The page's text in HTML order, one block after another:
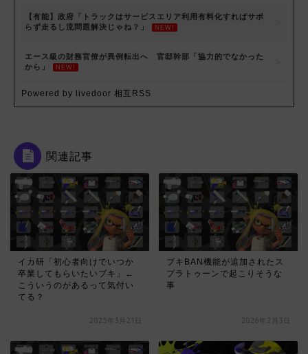
【有能】政府「トラックはサービスエリア利用有料化すればサボ
らず走るし流問題解決じゃね？」
NEW!
エース級の財務官僚が異例転出へ 官邸幹部「協力的でなかった
から」
NEW!
Powered by livedoor 相互RSS
関連記事
イカ研「初心者向けでいつか
卒業してもらいたいブキ」←
こういうのがあるって気付い
てる？
2025年3月21日
ブキBAN機能が追加されたス
プラトゥーンで起こりそうな
事
2026年2月3日